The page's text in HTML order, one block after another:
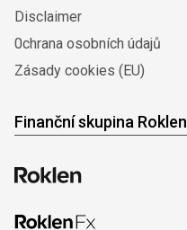
Disclaimer
0chrana osobních údajů
Zásady cookies (EU)
Finanční skupina Roklen